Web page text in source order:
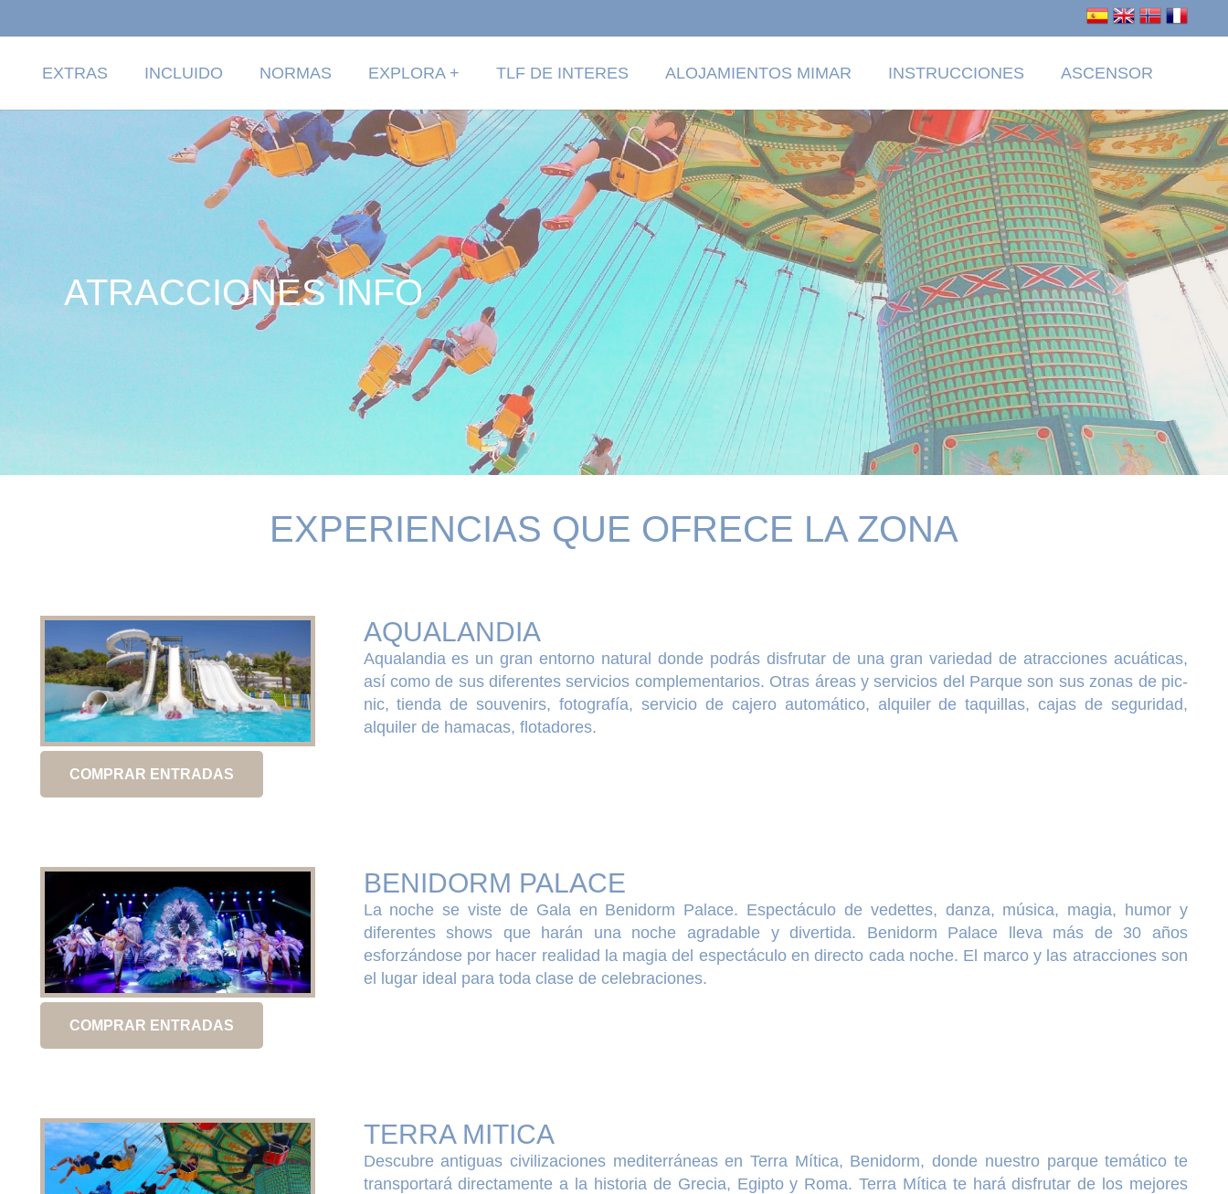
EXTRAS INCLUIDO NORMAS EXPLORA + TLF DE INTERES ALOJAMIENTOS MIMAR INSTRUCCIONES ASCENSOR
ATRACCIONES INFO
EXPERIENCIAS QUE OFRECE LA ZONA
COMPRAR ENTRADAS
AQUALANDIA
Aqualandia es un gran entorno natural donde podrás disfrutar de una gran variedad de atracciones acuáticas,
así como de sus diferentes servicios complementarios. Otras áreas y servicios del Parque son sus zonas de pic-
nic, tienda de souvenirs, fotografía, servicio de cajero automático, alquiler de taquillas, cajas de seguridad,
alquiler de hamacas, flotadores.
COMPRAR ENTRADAS
BENIDORM PALACE
La noche se viste de Gala en Benidorm Palace. Espectáculo de vedettes, danza, música, magia, humor y
diferentes shows que harán una noche agradable y divertida. Benidorm Palace lleva más de 30 años
esforzándose por hacer realidad la magia del espectáculo en directo cada noche. El marco y las atracciones son
el lugar ideal para toda clase de celebraciones.
TERRA MITICA
Descubre antiguas civilizaciones mediterráneas en Terra Mítica, Benidorm, donde nuestro parque temático te
transportará directamente a la historia de Grecia, Egipto y Roma. Terra Mítica te hará disfrutar de los mejores